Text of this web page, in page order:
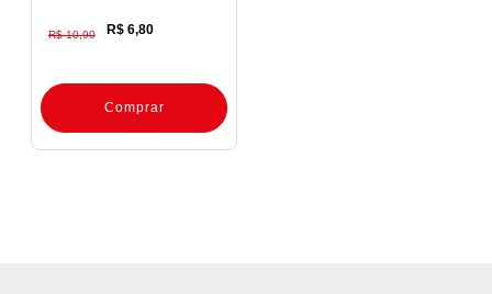
R$ 10,90 R$ 6,80
Comprar